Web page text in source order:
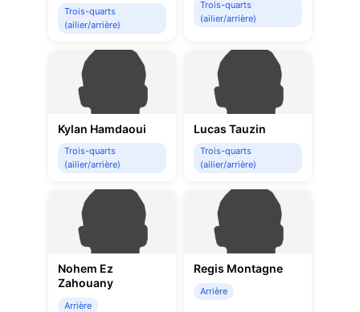
Trois-quarts
(ailier/arrière)
Trois-quarts
(ailier/arrière)
Kylan Hamdaoui
Trois-quarts
(ailier/arrière)
Lucas Tauzin
Trois-quarts
(ailier/arrière)
Nohem Ez
Zahouany
Arrière
Regis Montagne
Arrière